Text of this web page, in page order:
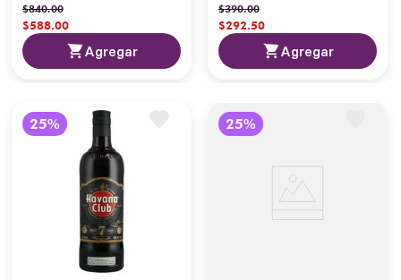
$840.00
$588.00
Agregar
$390.00
$292.50
Agregar